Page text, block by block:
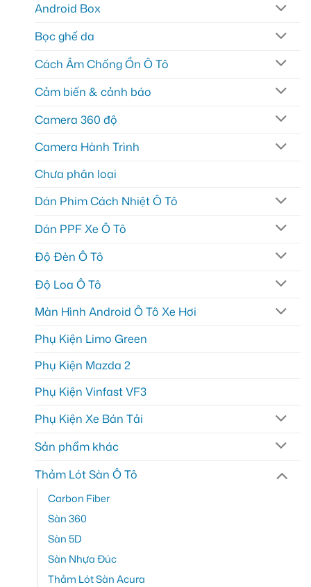
Android Box
Bọc ghế da
Cách Âm Chống Ồn Ô Tô
Cảm biến & cảnh báo
Camera 360 độ
Camera Hành Trình
Chưa phân loại
Dán Phim Cách Nhiệt Ô Tô
Dán PPF Xe Ô Tô
Độ Đèn Ô Tô
Độ Loa Ô Tô
Màn Hình Android Ô Tô Xe Hơi
Phụ Kiện Limo Green
Phụ Kiện Mazda 2
Phụ Kiện Vinfast VF3
Phụ Kiện Xe Bán Tải
Sản phẩm khác
Thảm Lót Sàn Ô Tô
Carbon Fiber
Sàn 360
Sàn 5D
Sàn Nhựa Đúc
Thảm Lót Sàn Acura